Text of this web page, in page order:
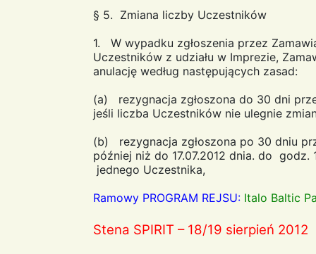
§ 5. Zmiana liczby Uczestników
1. W wypadku zgłoszenia przez
Uczestników z udziału w Imprezie,
anulację według następujących zasad:
(a) rezygnacja zgłoszona do 30 dni
jeśli liczba Uczestników nie ulegnie
(b) rezygnacja zgłoszona po 30 dniu
później niż do 17.07.2012 dnia. do
jednego Uczestnika,
Ramowy PROGRAM REJSU: Italo Baltic
Stena SPIRIT – 18/19 sierpień 2012